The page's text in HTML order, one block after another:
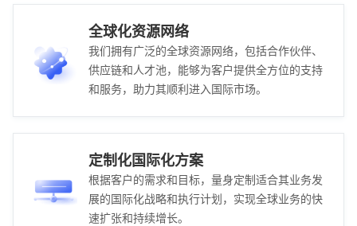
全球化资源网络
我们拥有广泛的全球资源网络，包括合作伙伴、
供应链和人才池，能够为客户提供全方位的支持
和服务，助力其顺利进入国际市场。
定制化国际化方案
根据客户的需求和目标，量身定制适合其业务发
展的国际化战略和执行计划，实现全球业务的快
速扩张和持续增长。